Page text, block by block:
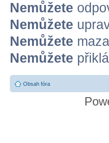
Nemůžete
Nemůžete
Nemůžete
Nemůžete
Obsah fóra